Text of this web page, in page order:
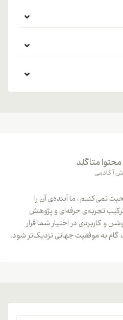
محتوا متاگلد
آکادمی
نمی‌کنیم ، ما آینده‌ی آن را
تجربه‌ی حرفه‌ای و پژوهش
و کاربردی در اختیار شما قرار
گام به موفقیت جهانی نزدیک‌تر شود.